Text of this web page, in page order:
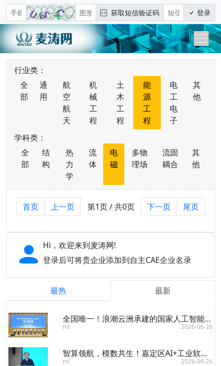
获取短信验证码 登录
行业类：
全
部
通
用
航
空
航
天
机
械
工
程
土
木
工
程
能
源
工
程
电
工
电
子
其
他
学科类：
全
部
结
构
热
力
学
流
体
电
磁
多物
理场
流固
耦合
其
他
首页 上一页 第1页 / 共0页 下一页 尾页
Hi，欢迎来到麦涛网!
登录后可将贵企业添加到自主CAE企业名录
最热 最新
全国唯一！浪潮云洲承建的国家人工智能应用中试基地（工业软件）启动建设
ml 2026-06-26
智算领航，模数共生！嘉定区AI+工业软件发展与龙头企业培育三年行动方案发布大会举行
ml 2026-06-26